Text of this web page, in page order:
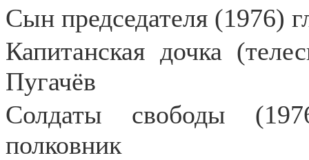
Сын председателя (1976)
Капитанская дочка
Пугачёв
Солдаты свободы
полковник